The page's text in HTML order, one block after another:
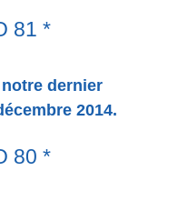
81 *
dernier
2014.
80 *